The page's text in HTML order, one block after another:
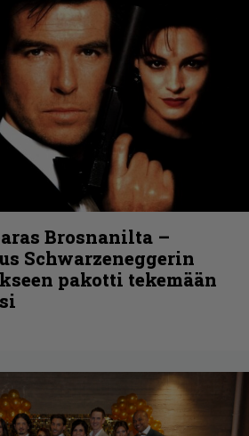
Brosnanilta –
Schwarzeneggerin
pakotti tekemään